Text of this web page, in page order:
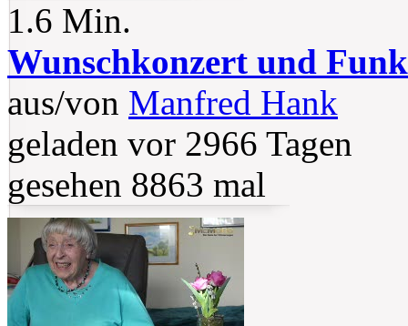
1.6 Min.
Wunschkonzert und
aus/von Manfred Hank
geladen vor 2966 Tagen
gesehen 8863 mal